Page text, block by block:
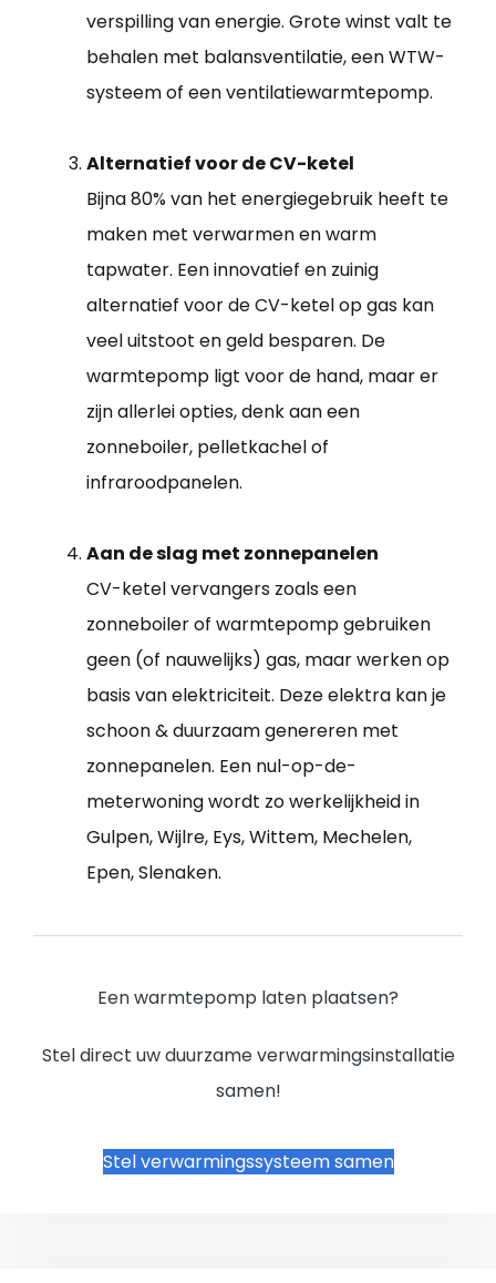
verspilling van energie. Grote winst valt te
behalen met balansventilatie, een WTW-
systeem of een ventilatiewarmtepomp.
Alternatief voor de CV-ketel
Bijna 80% van het energiegebruik heeft te
maken met verwarmen en warm
tapwater. Een innovatief en zuinig
alternatief voor de CV-ketel op gas kan
veel uitstoot en geld besparen. De
warmtepomp ligt voor de hand, maar er
zijn allerlei opties, denk aan een
zonneboiler, pelletkachel of
infraroodpanelen.
Aan de slag met zonnepanelen
CV-ketel vervangers zoals een
zonneboiler of warmtepomp gebruiken
geen (of nauwelijks) gas, maar werken op
basis van elektriciteit. Deze elektra kan je
schoon & duurzaam genereren met
zonnepanelen. Een nul-op-de-
meterwoning wordt zo werkelijkheid in
Gulpen, Wijlre, Eys, Wittem, Mechelen,
Epen, Slenaken.
Een warmtepomp laten plaatsen?
Stel direct uw duurzame verwarmingsinstallatie
samen!
Stel verwarmingssysteem samen